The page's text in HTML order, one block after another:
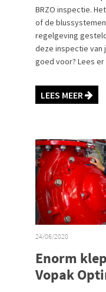
BRZO inspectie.
of de
regelgeving
deze inspectie van
goed voor? Lees
LEES MEER
24/06/2020
Enorm
Vopak